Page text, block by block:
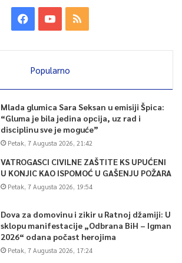
Popularno
Mlada glumica Sara Seksan u emisiji Špica:
“Gluma je bila jedina opcija, uz rad i
disciplinu sve je moguće”
Petak, 7 Augusta 2026, 21:42
VATROGASCI CIVILNE ZAŠTITE KS UPUĆENI
U KONJIC KAO ISPOMOĆ U GAŠENJU POŽARA
Petak, 7 Augusta 2026, 19:54
Dova za domovinu i zikir u Ratnoj džamiji: U
sklopu manifestacije „Odbrana BiH – Igman
2026“ odana počast herojima
Petak, 7 Augusta 2026, 17:24